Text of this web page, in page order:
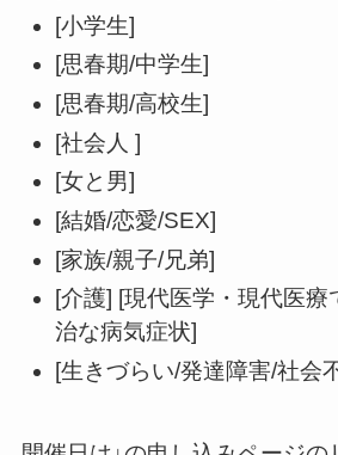
[小学生]
[思春期/中学生]
[思春期/高校生]
[社会人 ]
[女と男]
[結婚/恋愛/SEX]
[家族/親子/兄弟]
[介護] [現代医学・現代医
治な病気症状]
[生きづらい/発達障害/社会